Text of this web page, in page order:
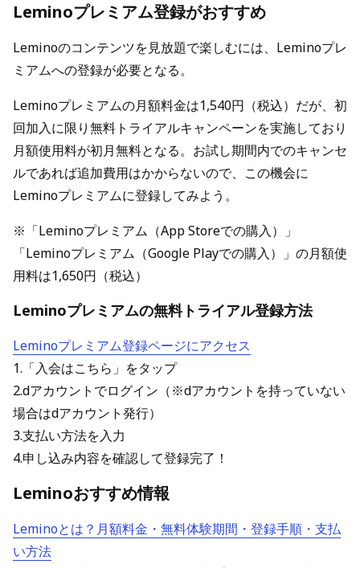
Leminoプレミアム登録がおすすめ
Leminoのコンテンツを見放題で楽しむには、Leminoプレ
ミアムへの登録が必要となる。
Leminoプレミアムの月額料金は1,540円（税込）だが、初
回加入に限り無料トライアルキャンペーンを実施しており
月額使用料が初月無料となる。お試し期間内でのキャンセ
ルであれば追加費用はかからないので、この機会に
Leminoプレミアムに登録してみよう。
※「Leminoプレミアム（App Storeでの購入）」
「Leminoプレミアム（Google Playでの購入）」の月額使
用料は1,650円（税込）
Leminoプレミアムの無料トライアル登録方法
Leminoプレミアム登録ページにアクセス
1.「入会はこちら」をタップ
2.dアカウントでログイン（※dアカウントを持っていない
場合はdアカウント発行）
3.支払い方法を入力
4.申し込み内容を確認して登録完了！
Leminoおすすめ情報
Leminoとは？月額料金・無料体験期間・登録手順・支払
い方法